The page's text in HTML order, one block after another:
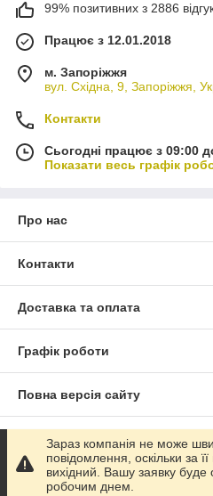
99% позитивних з 2886
Працює з 12.01.2018
м. Запоріжжя
вул. Східна, 9, Запоріжжя,
Контакти
Сьогодні працює з 09:00
Показати весь графік
Про нас
Контакти
Доставка та оплата
Графік роботи
Повна версія сайту
Сайт створено на маркетплейсі
Політика конфіденційності
Зараз компанія не може
повідомлення, оскільки за
вихідний. Вашу заявку
робочим днем.